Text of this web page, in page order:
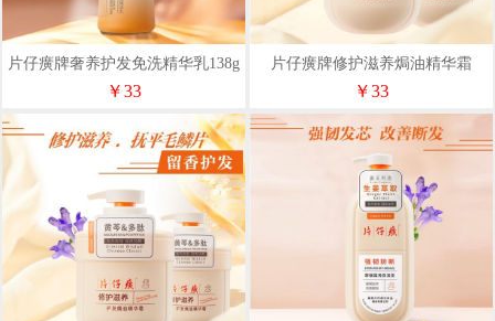
片仔癀牌奢养护发免洗精华乳138g
￥33
片仔癀牌修护滋养焗油精华霜
800ml
￥33